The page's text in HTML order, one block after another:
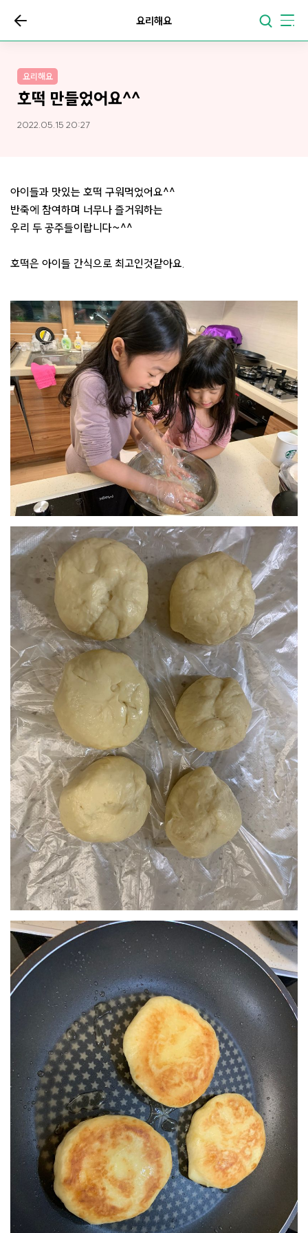
요리해요
요리해요
호떡 만들었어요^^
2022.05.15 20:27
아이들과 맛있는 호떡 구워먹었어요^^
반죽에 참여하며 너무나 즐거워하는
우리 두 공주들이랍니다~^^
호떡은 아이들 간식으로 최고인것같아요.